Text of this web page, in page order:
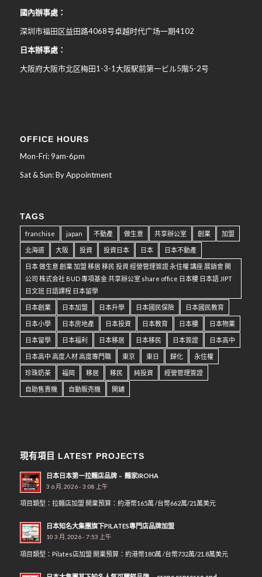
國內辦事處：
深圳市福田区益田路4068号卓越时代广场一期4102
日本辦事處：
大阪府大阪市北区梅田1-3-1大阪駅前第一ビル5階5-2号
OFFICE HOURS
Mon-Fri: 9am-6pm
Sat & Sun: By Appointment
TAGS
franchise japan 不動產 做生意 共享辦公室 創業 加盟
北海道 大阪 投資 投資日本 日本 日本不動產
日本 做生意 創業 加盟 移居 移民 投資 經營管理簽證 永住權 講座 展銷會 開
公司 株式会社 BUD 專項基金 共享辦公室 share office 日本樓 日本語 JIPT
日文班 日語課程 日本留學
日本創業 日本加盟 日本升學 日本國民保險 日本國民教育
日本小學 日本房地產 日本投資 日本教育 日本樓 日本物業
日本留學 日本福利 日本移居 日本移民 日本簽證 日本高中
日本高中 高度人材 高度專門職 東京 東日 歸化 永住權
珍珠奶茶 福岡 移居 移民 純投資 經營管理簽證
自助售賣機 自動販売機 開舖
現有項目 LATEST PROJECTS
日本日本第一拉麵店品牌﹣ 麵家IROHA
3 6 月, 2026 - 3:08 上午
項目類型：拉麵店加盟 開業預算：約港幣165萬 /台幣662萬/21萬美元
日本知名大集團旗下PILATES專門店品牌加盟
10 3 月, 2026 - 7:53 上午
項目類型：Pilates店加盟 開業預算：約港幣180萬 /台幣732萬/21.8萬美元